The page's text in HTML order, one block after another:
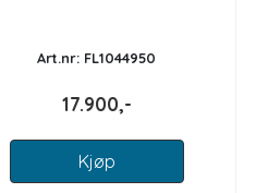
Art.nr: FL1044950
17.900,-
Kjøp